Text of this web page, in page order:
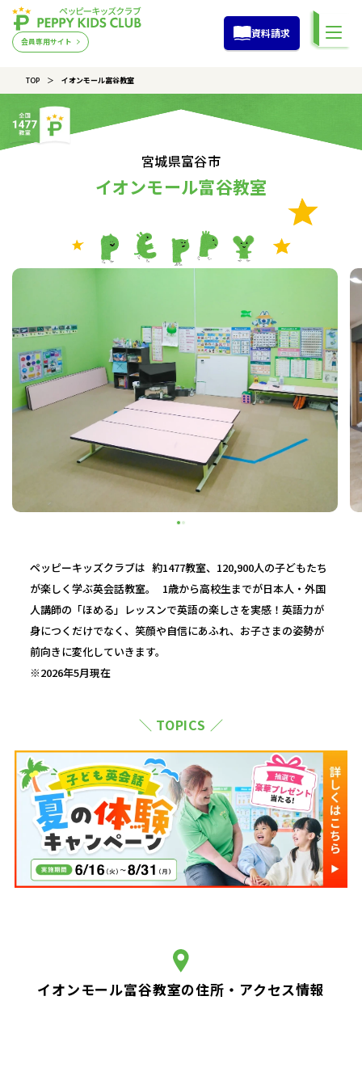
会員専用サイト
資料請求
TOP イオンモール富谷教室
宮城県富谷市
イオンモール富谷教室
ペッピーキッズクラブは 約1477教室、120,900人の子どもたち
が楽しく学ぶ英会話教室。 1歳から高校生までが日本人・外国
人講師の「ほめる」レッスンで英語の楽しさを実感！英語力が
身につくだけでなく、笑顔や自信にあふれ、お子さまの姿勢が
前向きに変化していきます。
※2026年5月現在
＼ TOPICS ／
イオンモール富谷教室の住所・アクセス情報